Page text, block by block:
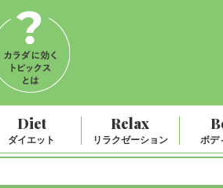
Diet
ダイエット
Relax
リラクゼーション ボデ